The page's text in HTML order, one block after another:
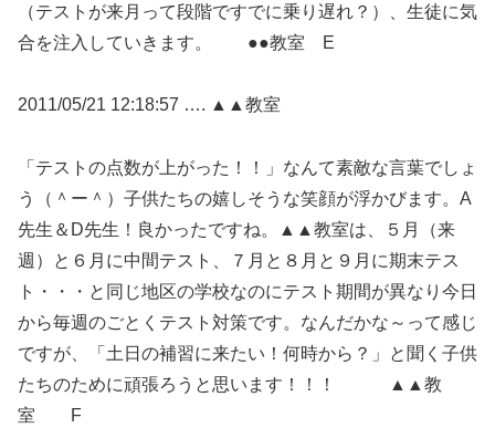
（テストが来月って段階ですでに乗り遅れ？）、生徒に気
合を注入していきます。 ●●教室 E
2011/05/21 12:18:57 …. ▲▲教室
「テストの点数が上がった！！」なんて素敵な言葉でしょ
う（＾ー＾）子供たちの嬉しそうな笑顔が浮かびます。A
先生＆D先生！良かったですね。▲▲教室は、５月（来
週）と６月に中間テスト、７月と８月と９月に期末テス
ト・・・と同じ地区の学校なのにテスト期間が異なり今日
から毎週のごとくテスト対策です。なんだかな～って感じ
ですが、「土日の補習に来たい！何時から？」と聞く子供
たちのために頑張ろうと思います！！！ ▲▲教
室 F